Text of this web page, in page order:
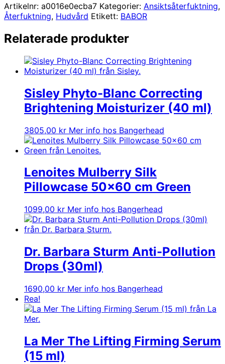
Artikelnr: a0016e0ecba7 Kategorier: Ansiktsåterfuktning,
Återfuktning, Hudvård Etikett: BABOR
Relaterade produkter
Sisley Phyto-Blanc Correcting
Brightening Moisturizer (40 ml)
3805,00 kr Mer info hos Bangerhead
Lenoites Mulberry Silk
Pillowcase 50×60 cm Green
1099,00 kr Mer info hos Bangerhead
Dr. Barbara Sturm Anti-Pollution
Drops (30ml)
1690,00 kr Mer info hos Bangerhead
Rea!
La Mer The Lifting Firming Serum
(15 ml)